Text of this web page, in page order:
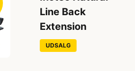
Line Back
Extension
UDSALG